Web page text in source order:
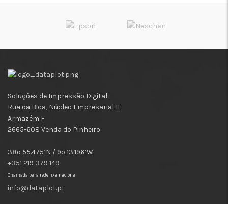
Soluções de Impressão Digital
Rua da Bica, Núcleo Empresarial II
Armazém F
2665-608 Venda do Pinheiro
38º 55.475’N / 9º 13.196’W
+351 219 379 149
Chamada para rede fixa nacional
info@dataplot.pt